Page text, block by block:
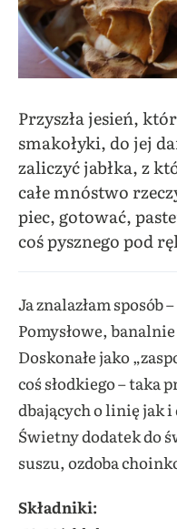
Przyszła jesień,
smakołyki, do jej
zaliczyć jabłka, z
całe mnóstwo
piec, gotować,
coś pysznego pod
Ja znalazłam sposób
Pomysłowe,
Doskonałe jako
coś słodkiego – taka
dbających o linię jak i
Świetny dodatek do
suszu, ozdoba
Składniki: